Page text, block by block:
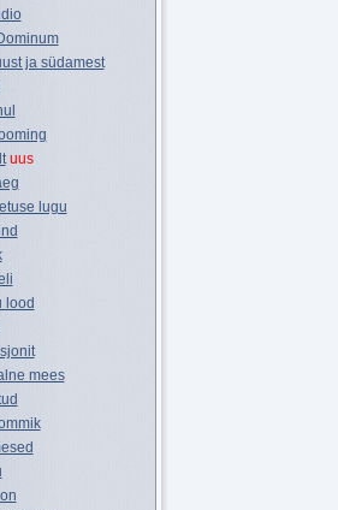
ja südamest
uus
lugu
lood
mees